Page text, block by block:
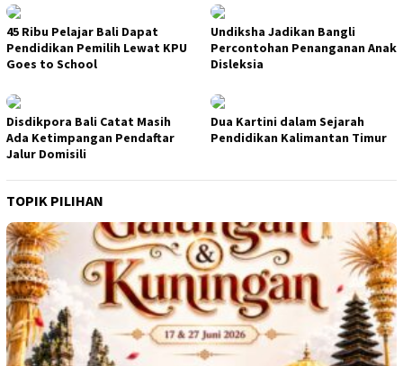
45 Ribu Pelajar Bali Dapat
Pendidikan Pemilih Lewat KPU
Goes to School
Undiksha Jadikan Bangli
Percontohan Penanganan Anak
Disleksia
Disdikpora Bali Catat Masih
Ada Ketimpangan Pendaftar
Jalur Domisili
Dua Kartini dalam Sejarah
Pendidikan Kalimantan Timur
TOPIK PILIHAN